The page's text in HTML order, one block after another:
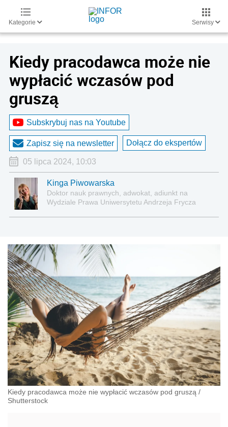
Kategorie Serwisy
Kiedy pracodawca może nie
wypłacić wczasów pod
gruszą
Subskrybuj nas na Youtube
Zapisz się na newsletter Dołącz do ekspertów
05 lipca 2024, 10:03
Kinga Piwowarska
Doktor nauk prawnych, adwokat, adiunkt na
Wydziale Prawa Uniwersytetu Andrzeja Frycza
administracyjnoprawnych aspektach związanych z
pracą i pomocą socjalną.
Kiedy pracodawca może nie wypłacić wczasów pod gruszą /
Shutterstock